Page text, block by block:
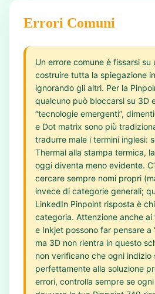
Errori Comuni
Un errore comune è fissarsi su
costruire tutta la spiegazione
ignorando gli altri. Per la
qualcuno può bloccarsi su 3D
“tecnologie emergenti”,
e Dot matrix sono più
tradurre male i termini inglesi:
Thermal alla stampa termica,
oggi diventa meno evidente.
cercare sempre nomi propri
invece di categorie generali;
LinkedIn Pinpoint risposta è
categoria. Attenzione anche
e Inkjet possono far pensare a
ma 3D non rientra in questo
non verificano che ogni indizio
perfettamente alla soluzione
errori, controlla sempre se